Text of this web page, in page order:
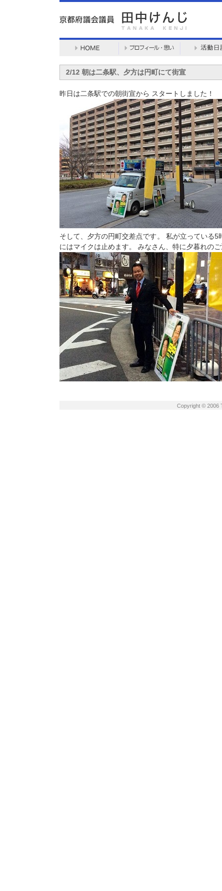
2/12 朝は二条駅、夕方は円町にて街宣
昨日は二条駅での朝街宣から スタートしました！
そして、夕方の円町交差点です。 私が立っている
にはマイクは止めます。 みなさん、特に夕暮れの
Copyright © 2006